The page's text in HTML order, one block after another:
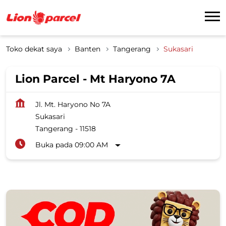
Toko dekat saya Banten Tangerang Sukasari
Lion Parcel - Mt Haryono 7A
Jl. Mt. Haryono No 7A
Sukasari
Tangerang - 11518
Buka pada 09:00 AM